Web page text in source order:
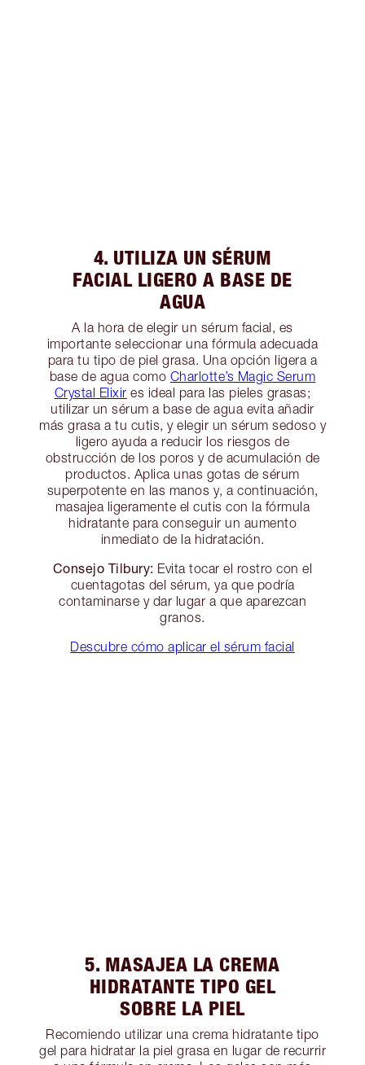
4. UTILIZA UN SÉRUM
FACIAL LIGERO A BASE DE
AGUA
A la hora de elegir un sérum facial, es
importante seleccionar una fórmula adecuada
para tu tipo de piel grasa. Una opción ligera a
base de agua como Charlotte’s Magic Serum
Crystal Elixir es ideal para las pieles grasas;
utilizar un sérum a base de agua evita añadir
más grasa a tu cutis, y elegir un sérum sedoso y
ligero ayuda a reducir los riesgos de
obstrucción de los poros y de acumulación de
productos. Aplica unas gotas de sérum
superpotente en las manos y, a continuación,
masajea ligeramente el cutis con la fórmula
hidratante para conseguir un aumento
inmediato de la hidratación.
Consejo Tilbury: Evita tocar el rostro con el
cuentagotas del sérum, ya que podría
contaminarse y dar lugar a que aparezcan
granos.
Descubre cómo aplicar el sérum facial
5. MASAJEA LA CREMA
HIDRATANTE TIPO GEL
SOBRE LA PIEL
Recomiendo utilizar una crema hidratante tipo
gel para hidratar la piel grasa en lugar de recurrir